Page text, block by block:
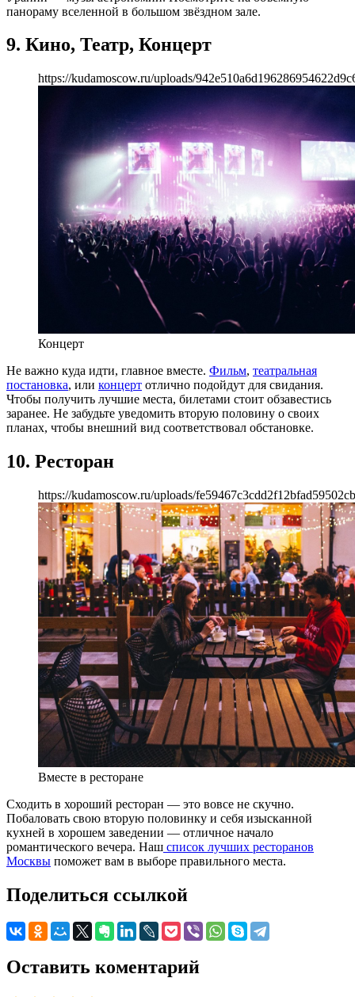
панораму вселенной в большом звёздном зале.
9. Кино, Театр, Концерт
https://kudamoscow.ru/uploads/
Концерт
Не важно куда идти, главное вместе. Фильм, театральная
постановка, или концерт отлично подойдут для свидания.
Чтобы получить лучшие места, билетами стоит обзавестись
заранее. Не забудьте уведомить вторую половину о своих
планах, чтобы внешний вид соответствовал обстановке.
10. Ресторан
https://kudamoscow.ru/uploads/
Вместе в ресторане
Сходить в хороший ресторан — это вовсе не скучно.
Побаловать свою вторую половинку и себя изысканной
кухней в хорошем заведении — отличное начало
романтического вечера. Наш список лучших ресторанов
Москвы поможет вам в выборе правильного места.
Поделиться ссылкой
Оставить коментарий